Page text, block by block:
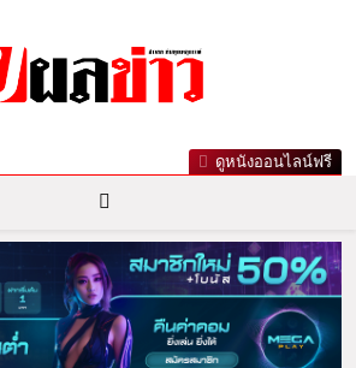
ลข่าว.com
า ข่าวกีฬารอบโลก เลขเด็ดหวยดัง ตรวจ
ดูหนังออนไลน์ฟรี